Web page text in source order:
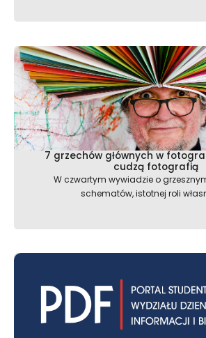
7 grzechów głównych w
cudzą fotografią
W czwartym wywiadzie o
schematów, istotnej roli